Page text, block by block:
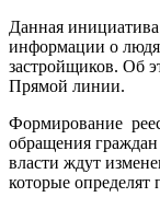
Данная
информации о
застройщиков. Об
Прямой линии.
Формирование
обращения
власти ждут
которые определят